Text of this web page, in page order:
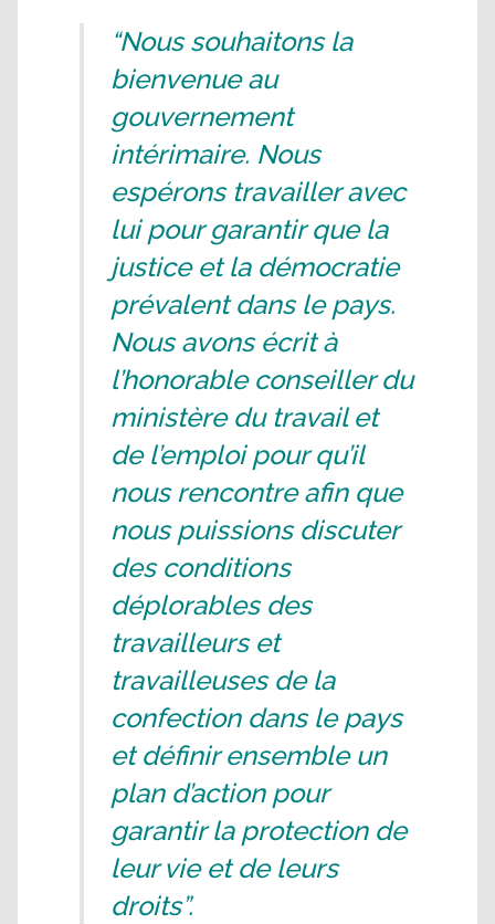
“Nous souhaitons la
bienvenue au
gouvernement
intérimaire. Nous
espérons travailler avec
lui pour garantir que la
justice et la démocratie
prévalent dans le pays.
Nous avons écrit à
l’honorable conseiller du
ministère du travail et
de l’emploi pour qu’il
nous rencontre afin que
nous puissions discuter
des conditions
déplorables des
travailleurs et
travailleuses de la
confection dans le pays
et définir ensemble un
plan d’action pour
garantir la protection de
leur vie et de leurs
droits”.